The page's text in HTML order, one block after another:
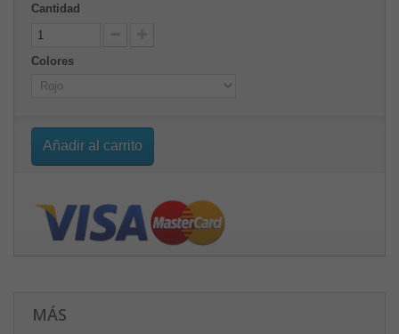
Cantidad
Colores
Añadir al carrito
MÁS